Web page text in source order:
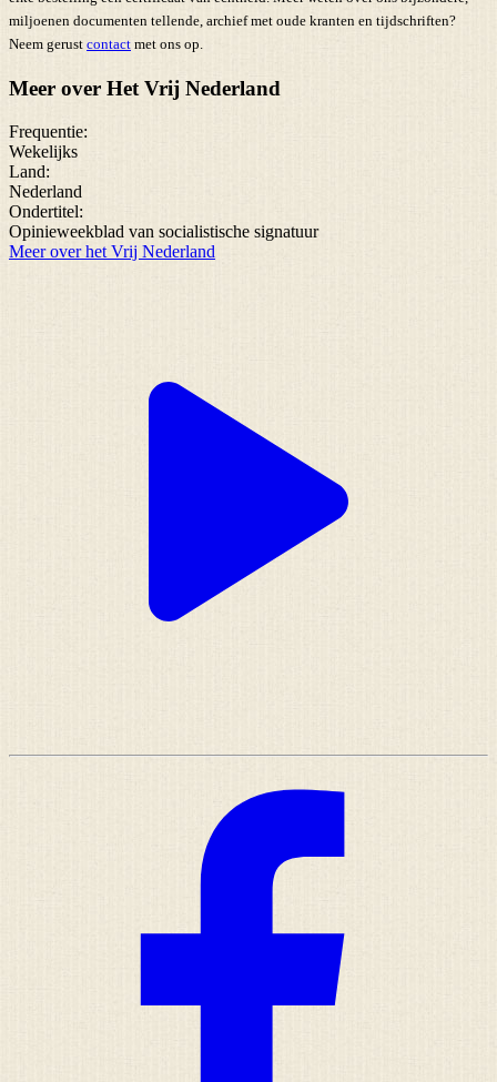
miljoenen documenten tellende, archief met oude kranten en tijdschriften?
Neem gerust contact met ons op.
Meer over Het Vrij Nederland
Frequentie:
Wekelijks
Land:
Nederland
Ondertitel:
Opinieweekblad van socialistische signatuur
Meer over het Vrij Nederland